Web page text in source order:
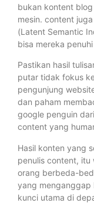
bukan kontent
mesin. content
(Latent Semantic
bisa mereka
Pastikan hasil
putar tidak fokus
pengunjung
dan paham
google penguin
content yang
Hasil konten yang
penulis content, itu
orang berbeda-
yang menganggap
kunci utama di